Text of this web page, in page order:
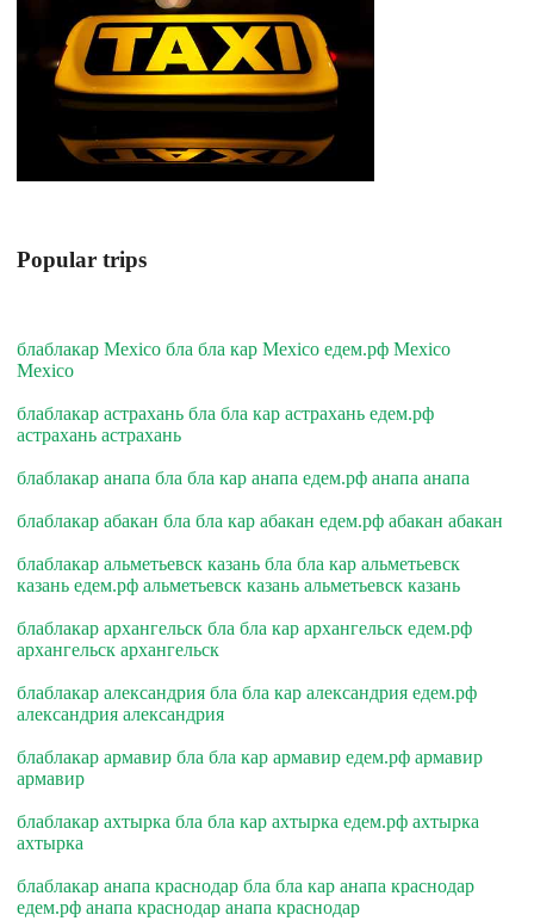
Popular trips
блаблакар Mexico бла бла кар Mexico едем.рф Mexico
Mexico
блаблакар астрахань бла бла кар астрахань едем.рф
астрахань астрахань
блаблакар анапа бла бла кар анапа едем.рф анапа анапа
блаблакар абакан бла бла кар абакан едем.рф абакан абакан
блаблакар альметьевск казань бла бла кар альметьевск
казань едем.рф альметьевск казань альметьевск казань
блаблакар архангельск бла бла кар архангельск едем.рф
архангельск архангельск
блаблакар александрия бла бла кар александрия едем.рф
александрия александрия
блаблакар армавир бла бла кар армавир едем.рф армавир
армавир
блаблакар ахтырка бла бла кар ахтырка едем.рф ахтырка
ахтырка
блаблакар анапа краснодар бла бла кар анапа краснодар
едем.рф анапа краснодар анапа краснодар